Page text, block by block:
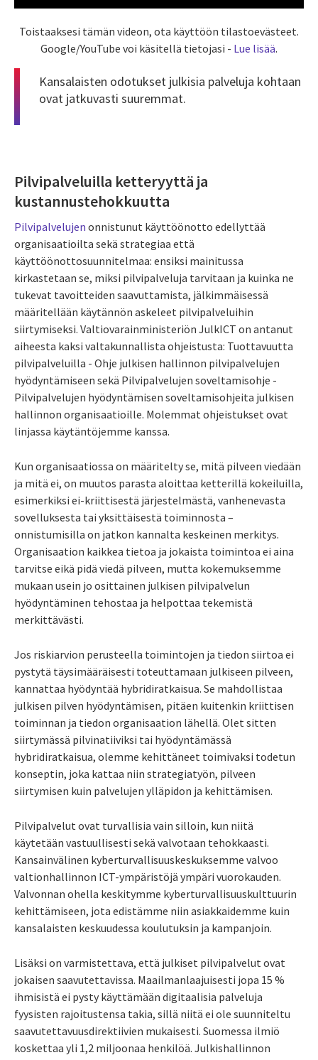
Toistaaksesi tämän videon, ota käyttöön tilastoevästeet.
Google/YouTube voi käsitellä tietojasi - Lue lisää.
Kansalaisten odotukset julkisia palveluja kohtaan
ovat jatkuvasti suuremmat.
Pilvipalveluilla ketteryyttä ja
kustannustehokkuutta
Pilvipalvelujen onnistunut käyttöönotto edellyttää
organisaatioilta sekä strategiaa että
käyttöönottosuunnitelmaa: ensiksi mainitussa
kirkastetaan se, miksi pilvipalveluja tarvitaan ja kuinka ne
tukevat tavoitteiden saavuttamista, jälkimmäisessä
määritellään käytännön askeleet pilvipalveluihin
siirtymiseksi. Valtiovarainministeriön JulkICT on antanut
aiheesta kaksi valtakunnallista ohjeistusta: Tuottavuutta
pilvipalveluilla - Ohje julkisen hallinnon pilvipalvelujen
hyödyntämiseen sekä Pilvipalvelujen soveltamisohje -
Pilvipalvelujen hyödyntämisen soveltamisohjeita julkisen
hallinnon organisaatioille. Molemmat ohjeistukset ovat
linjassa käytäntöjemme kanssa.
Kun organisaatiossa on määritelty se, mitä pilveen viedään
ja mitä ei, on muutos parasta aloittaa ketterillä kokeiluilla,
esimerkiksi ei-kriittisestä järjestelmästä, vanhenevasta
sovelluksesta tai yksittäisestä toiminnosta –
onnistumisilla on jatkon kannalta keskeinen merkitys.
Organisaation kaikkea tietoa ja jokaista toimintoa ei aina
tarvitse eikä pidä viedä pilveen, mutta kokemuksemme
mukaan usein jo osittainen julkisen pilvipalvelun
hyödyntäminen tehostaa ja helpottaa tekemistä
merkittävästi.
Jos riskiarvion perusteella toimintojen ja tiedon siirtoa ei
pystytä täysimääräisesti toteuttamaan julkiseen pilveen,
kannattaa hyödyntää hybridiratkaisua. Se mahdollistaa
julkisen pilven hyödyntämisen, pitäen kuitenkin kriittisen
toiminnan ja tiedon organisaation lähellä. Olet sitten
siirtymässä pilvinatiiviksi tai hyödyntämässä
hybridiratkaisua, olemme kehittäneet toimivaksi todetun
konseptin, joka kattaa niin strategiatyön, pilveen
siirtymisen kuin palvelujen ylläpidon ja kehittämisen.
Pilvipalvelut ovat turvallisia vain silloin, kun niitä
käytetään vastuullisesti sekä valvotaan tehokkaasti.
Kansainvälinen kyberturvallisuuskeskuksemme valvoo
valtionhallinnon ICT-ympäristöjä ympäri vuorokauden.
Valvonnan ohella keskitymme kyberturvallisuuskulttuurin
kehittämiseen, jota edistämme niin asiakkaidemme kuin
kansalaisten keskuudessa koulutuksin ja kampanjoin.
Lisäksi on varmistettava, että julkiset pilvipalvelut ovat
jokaisen saavutettavissa. Maailmanlaajuisesti jopa 15 %
ihmisistä ei pysty käyttämään digitaalisia palveluja
fyysisten rajoitustensa takia, sillä niitä ei ole suunniteltu
saavutettavuusdirektiivien mukaisesti. Suomessa ilmiö
koskettaa yli 1,2 miljoonaa henkilöä. Julkishallinnon